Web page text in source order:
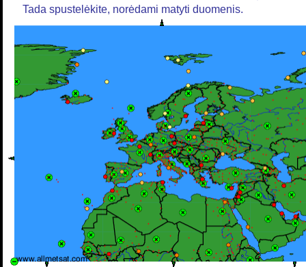
Tada spustelėkite, norėdami matyti duomenis.